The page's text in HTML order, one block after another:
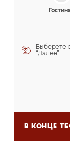
Выберете
“Далее”
В КОНЦЕ